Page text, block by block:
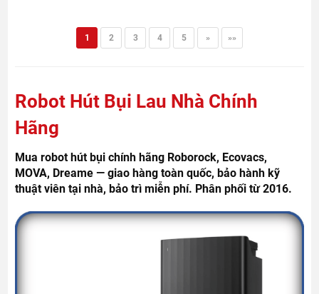
1 2 3 4 5 » »»
Robot Hút Bụi Lau Nhà Chính
Hãng
Mua robot hút bụi chính hãng Roborock, Ecovacs,
MOVA, Dreame — giao hàng toàn quốc, bảo hành kỹ
thuật viên tại nhà, bảo trì miễn phí. Phân phối từ 2016.